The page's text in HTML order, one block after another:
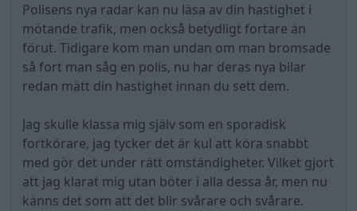
Polisens nya radar kan nu läsa av din hastighet i
mötande trafik, men också betydligt fortare än
förut. Tidigare kom man undan om man bromsade
så fort man såg en polis, nu har deras nya bilar
redan mätt din hastighet innan du sett dem.
Jag skulle klassa mig själv som en sporadisk
fortkörare, jag tycker det är kul att köra snabbt
med gör det under rätt omständigheter. Vilket gjort
att jag klarat mig utan böter i alla dessa år, men nu
känns det som att det blir svårare och svårare.